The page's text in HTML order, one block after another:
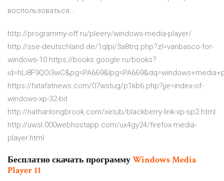
воспользоваться...
http://programmy-off.ru/pleery/windows-media-player/
http://sse-deutschland.de/1qlpi/3a8trq.php?zl=vanbasco-for-
windows-10 https://books.google.ru/books?
https://fatafatnews.com/07wstug/p1kb6.php?jje=index-of-
windows-xp-32-bit
http://nathanlongbrook.com/xetub/blackberry-link-xp-sp2.html
http://uwsl.000webhostapp.com/ux4gy24/firefox-media-
player.html
Бесплатно скачать программуWindowsMedia
Player11